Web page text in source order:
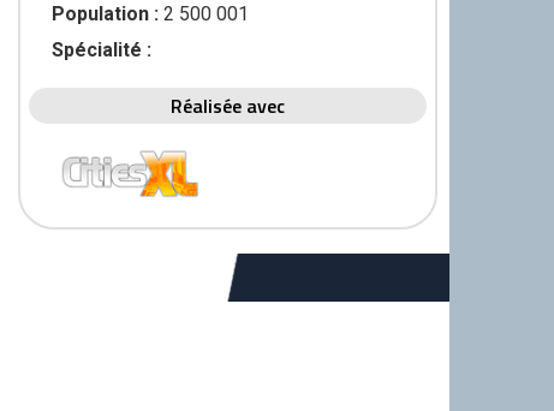
Population :2 500 001
Spécialité :
Réalisée avec